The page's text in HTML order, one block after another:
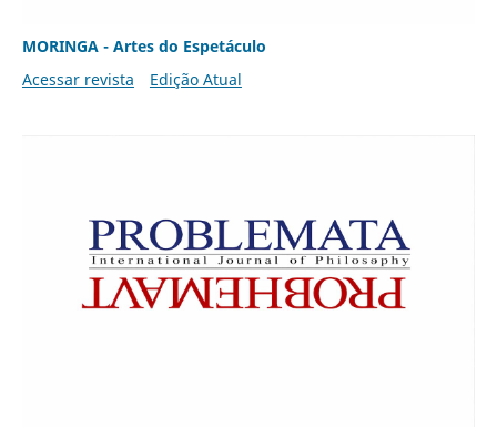
MORINGA - Artes do Espetáculo
Acessar revista
Edição Atual